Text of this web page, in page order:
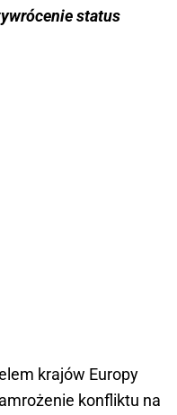
status
krajów Europy
konfliktu na